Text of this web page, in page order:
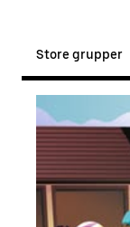
Store grupper